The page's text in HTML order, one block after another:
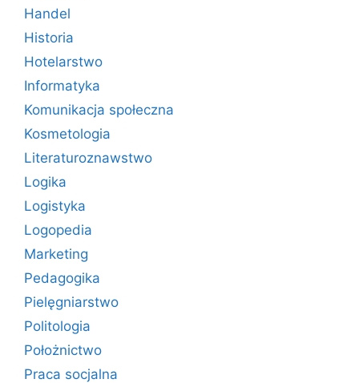
Handel
Historia
Hotelarstwo
Informatyka
Komunikacja społeczna
Kosmetologia
Literaturoznawstwo
Logika
Logistyka
Logopedia
Marketing
Pedagogika
Pielęgniarstwo
Politologia
Położnictwo
Praca socjalna